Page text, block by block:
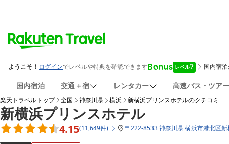
国内宿泊 交通＋宿 レンタカー 高速バス・ツアー
楽天トラベルトップ 全国 神奈川県 横浜 新横浜プリンスホテルのクチコミ
新横浜プリンスホテル
4.15(11,649件) 〒222-8533 神奈川県 横浜市港北区